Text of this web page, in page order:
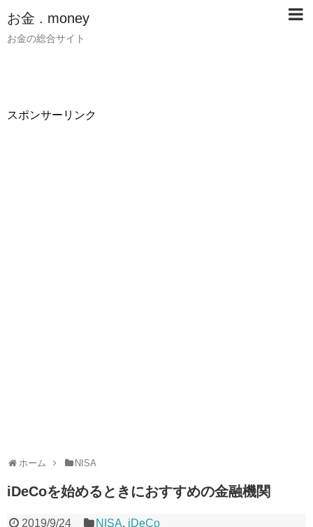
お金 . money
お金の総合サイト
スポンサーリンク
ホーム NISA
iDeCoを始めるときにおすすめの金融機関
2019/9/24 NISA, iDeCo